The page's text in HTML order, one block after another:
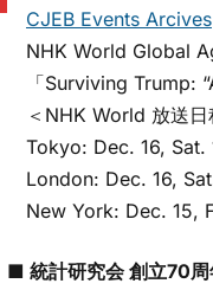
CJEB Events Arcives
NHK World Global
「Surviving Trump:
＜NHK World 放送日
Tokyo: Dec. 16, Sat.
London: Dec. 16,
New York: Dec. 15,
■ 統計研究会 創立70周